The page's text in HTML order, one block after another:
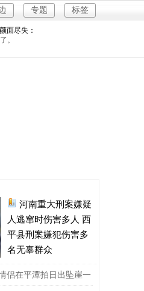
标签
专题
面尽失：
。
规模性组织作弊犯罪：
加60多场吻戏：
。
规模性组织作弊犯罪：
了，为了经济不管是什么群
酒店索赔924元：
字面意思吗？
河南重大刑案嫌疑
人逃窜时伤害多人 西
平县刑案嫌犯伤害多
名无辜群众
侣在平潭拍日出坠崖一